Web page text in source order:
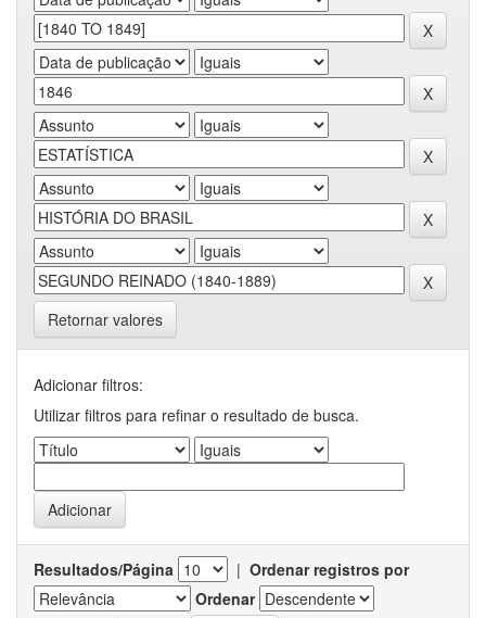
Retornar valores
Adicionar filtros:
Utilizar filtros para refinar o resultado de busca.
Resultados/Página | Ordenar registros por
Ordenar